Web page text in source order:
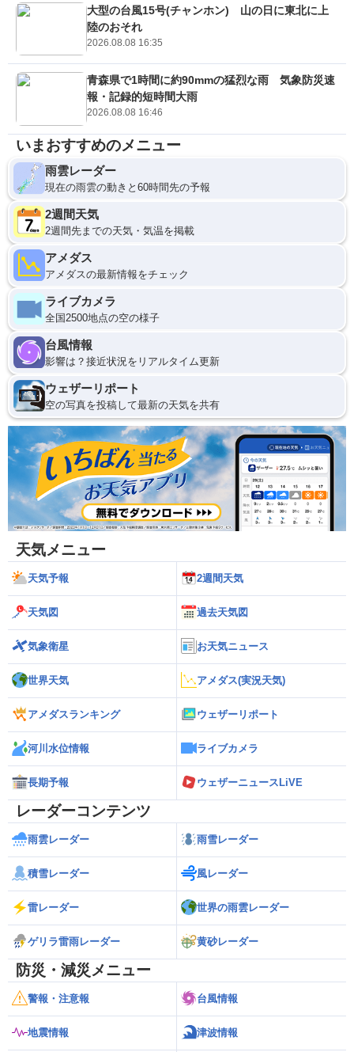
大型の台風15号(チャンホン) 山の日に東北に上
陸のおそれ
2026.08.08 16:35
青森県で1時間に約90mmの猛烈な雨 気象防災速
報・記録的短時間大雨
2026.08.08 16:46
いまおすすめのメニュー
雨雲レーダー
現在の雨雲の動きと60時間先の予報
2週間天気
2週間先までの天気・気温を掲載
アメダス
アメダスの最新情報をチェック
ライブカメラ
全国2500地点の空の様子
台風情報
影響は？接近状況をリアルタイム更新
ウェザーリポート
空の写真を投稿して最新の天気を共有
天気メニュー
天気予報 2週間天気
天気図 過去天気図
気象衛星 お天気ニュース
世界天気 アメダス(実況天気)
アメダスランキング ウェザーリポート
河川水位情報 ライブカメラ
長期予報 ウェザーニュースLiVE
レーダーコンテンツ
雨雲レーダー 雨雪レーダー
積雪レーダー 風レーダー
雷レーダー 世界の雨雲レーダー
ゲリラ雷雨レーダー 黄砂レーダー
防災・減災メニュー
警報・注意報 台風情報
地震情報 津波情報